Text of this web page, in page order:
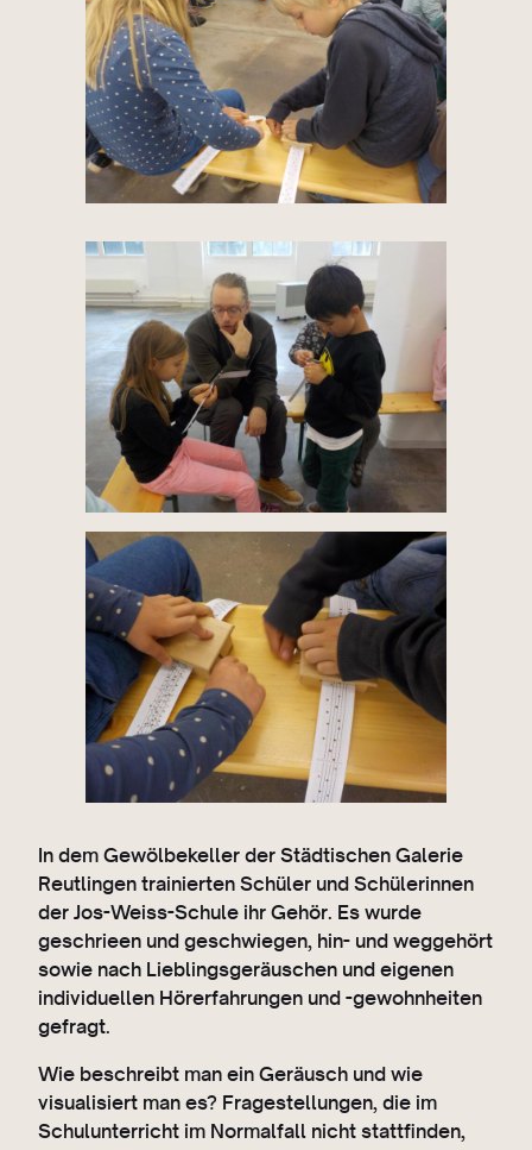
In dem Gewölbekeller der Städtischen Galerie
Reutlingen trainierten Schüler und Schülerinnen
der Jos-Weiss-Schule ihr Gehör. Es wurde
geschrieen und geschwiegen, hin- und weggehört
sowie nach Lieblingsgeräuschen und eigenen
individuellen Hörerfahrungen und -gewohnheiten
gefragt.
Wie beschreibt man ein Geräusch und wie
visualisiert man es? Fragestellungen, die im
Schulunterricht im Normalfall nicht stattfinden,